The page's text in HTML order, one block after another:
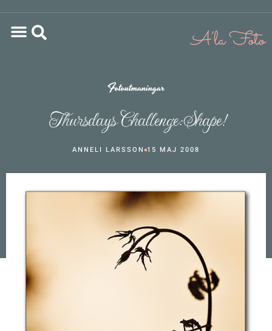
Fotoutmaningar
Thursdays Challenge: Shape!
ANNELI LARSSON 15 MAJ 2008